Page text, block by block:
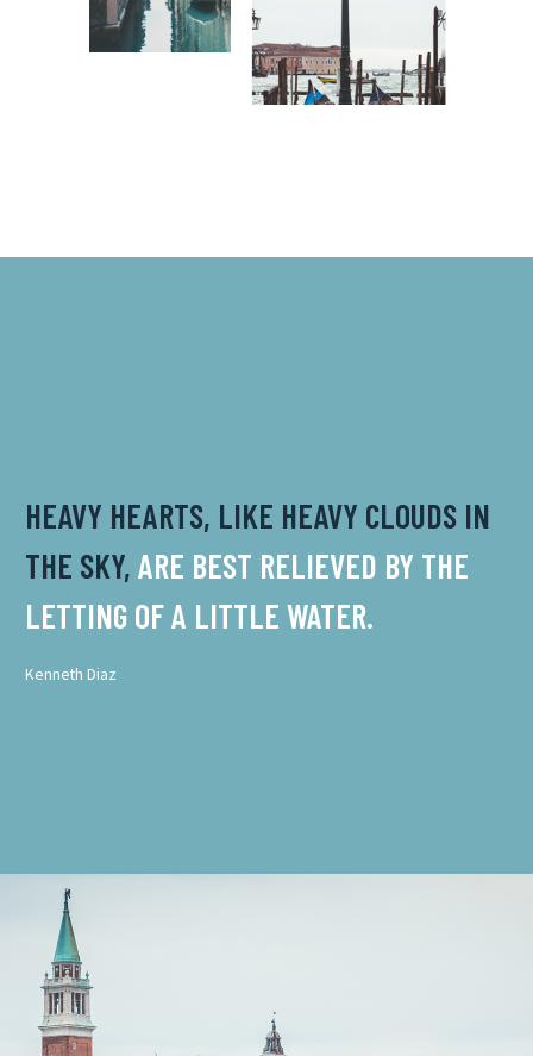
HEAVY HEARTS, LIKE HEAVY CLOUDS IN
THE SKY, ARE BEST RELIEVED BY THE
LETTING OF A LITTLE WATER.
Kenneth Diaz